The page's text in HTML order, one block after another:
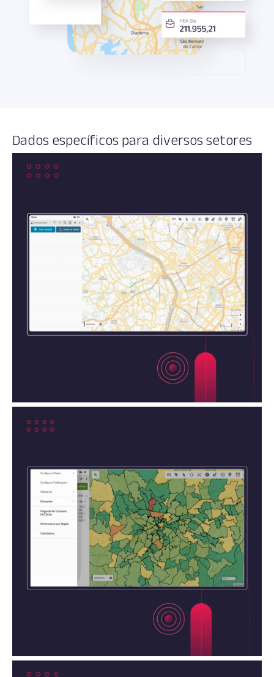
Dados específicos para diversos setores